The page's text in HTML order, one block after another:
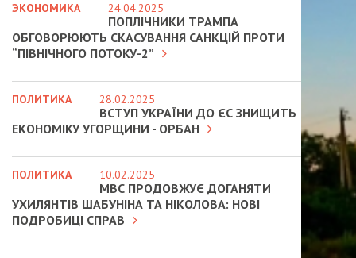
ЭКОНОМИКА 24.04.2025
ПОПЛІЧНИКИ ТРАМПА
ОБГОВОРЮЮТЬ СКАСУВАННЯ САНКЦІЙ ПРОТИ
“ПІВНІЧНОГО ПОТОКУ-2”
ПОЛИТИКА 28.02.2025
ВСТУП УКРАЇНИ ДО ЄС ЗНИЩИТЬ
ЕКОНОМІКУ УГОРЩИНИ - ОРБАН
ПОЛИТИКА 10.02.2025
МВС ПРОДОВЖУЄ ДОГАНЯТИ
УХИЛЯНТІВ ШАБУНІНА ТА НІКОЛОВА: НОВІ
ПОДРОБИЦІ СПРАВ